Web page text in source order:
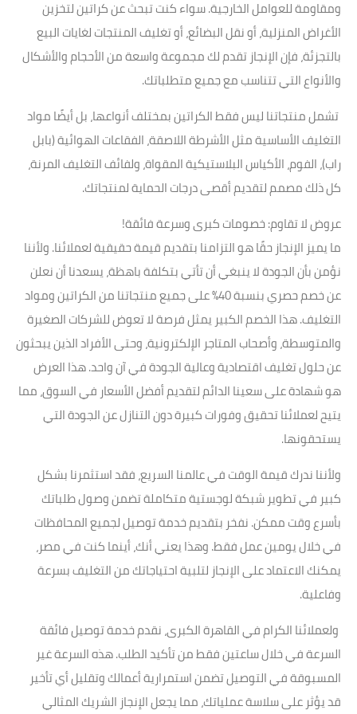
ومقاومة للعوامل الخارجية. سواء كنت تبحث عن كراتين لتخزين
الأغراض المنزلية، أو نقل البضائع، أو تغليف المنتجات لغايات البيع
بالتجزئة، فإن الإنجاز تقدم لك مجموعة واسعة من الأحجام والأشكال
والأنواع التي تتناسب مع جميع متطلباتك.
تشمل منتجاتنا ليس فقط الكراتين بمختلف أنواعها، بل أيضًا مواد
التغليف الأساسية مثل الأشرطة اللاصقة، الفقاعات الهوائية (بابل
راب)، الفوم، الأكياس البلاستيكية المقواة، ولفائف التغليف المرنة،
كل ذلك مصمم لتقديم أقصى درجات الحماية لمنتجاتك.
عروض لا تقاوم: خصومات كبرى وسرعة فائقة!
ما يميز الإنجاز حقًا هو التزامنا بتقديم قيمة حقيقية لعملائنا. ولأننا
نؤمن بأن الجودة لا ينبغي أن تأتي بتكلفة باهظة، يسعدنا أن نعلن
عن خصم حصري بنسبة 40% على جميع منتجاتنا من الكراتين ومواد
التغليف. هذا الخصم الكبير يمثل فرصة لا تعوض للشركات الصغيرة
والمتوسطة، وأصحاب المتاجر الإلكترونية، وحتى الأفراد الذين يبحثون
عن حلول تغليف اقتصادية وعالية الجودة في آن واحد. هذا العرض
هو شهادة على سعينا الدائم لتقديم أفضل الأسعار في السوق، مما
يتيح لعملائنا تحقيق وفورات كبيرة دون التنازل عن الجودة التي
يستحقونها.
ولأننا ندرك قيمة الوقت في عالمنا السريع، فقد استثمرنا بشكل
كبير في تطوير شبكة لوجستية متكاملة تضمن وصول طلباتك
بأسرع وقت ممكن. نفخر بتقديم خدمة توصيل لجميع المحافظات
في خلال يومين عمل فقط. وهذا يعني أنك، أينما كنت في مصر،
يمكنك الاعتماد على الإنجاز لتلبية احتياجاتك من التغليف بسرعة
وفاعلية.
ولعملائنا الكرام في القاهرة الكبرى، نقدم خدمة توصيل فائقة
السرعة في خلال ساعتين فقط من تأكيد الطلب. هذه السرعة غير
المسبوقة في التوصيل تضمن استمرارية أعمالك وتقليل أي تأخير
قد يؤثر على سلاسة عملياتك، مما يجعل الإنجاز الشريك المثالي